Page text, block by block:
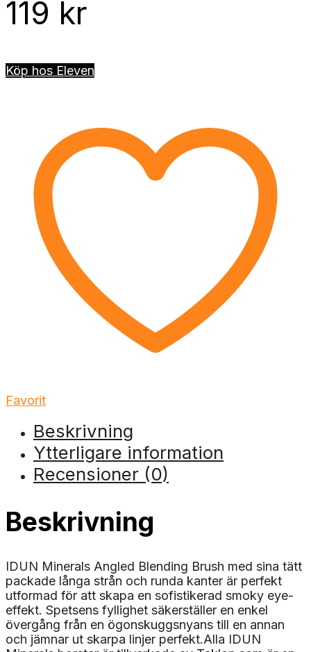
119 kr
Köp hos Eleven
Favorit
Beskrivning
Ytterligare information
Recensioner (0)
Beskrivning
IDUN Minerals Angled Blending Brush med sina tätt
packade långa strån och runda kanter är perfekt
utformad för att skapa en sofistikerad smoky eye-
effekt. Spetsens fyllighet säkerställer en enkel
övergång från en ögonskuggsnyans till en annan
och jämnar ut skarpa linjer perfekt.Alla IDUN